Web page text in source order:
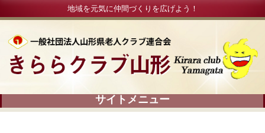
地域を元気に仲間づくりを広げよう！